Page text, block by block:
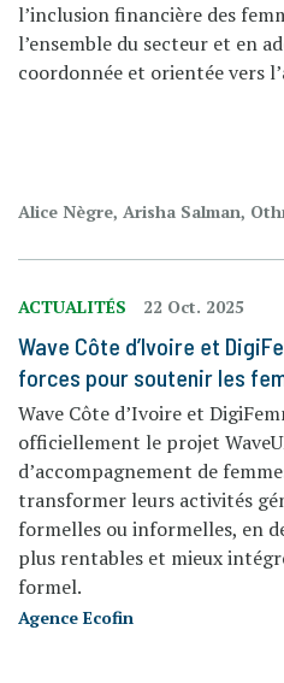
l’inclusion financière des
l’ensemble du secteur et en
coordonnée et orientée vers
Alice Nègre, Arisha Salman,
ACTUALITÉS 22 Oct. 2025
Wave Côte d’Ivoire et
forces pour soutenir les
Wave Côte d’Ivoire et
officiellement le projet
d’accompagnement de
transformer leurs activités
formelles ou informelles, en
plus rentables et mieux
formel.
Agence Ecofin